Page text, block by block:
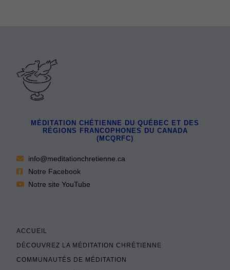
MÉDITATION CHÉTIENNE DU QUÉBEC ET DES
RÉGIONS FRANCOPHONES DU CANADA
(MCQRFC)
info@meditationchretienne.ca
Notre Facebook
Notre site YouTube
ACCUEIL
DÉCOUVREZ LA MÉDITATION CHRÉTIENNE
COMMUNAUTÉS DE MÉDITATION